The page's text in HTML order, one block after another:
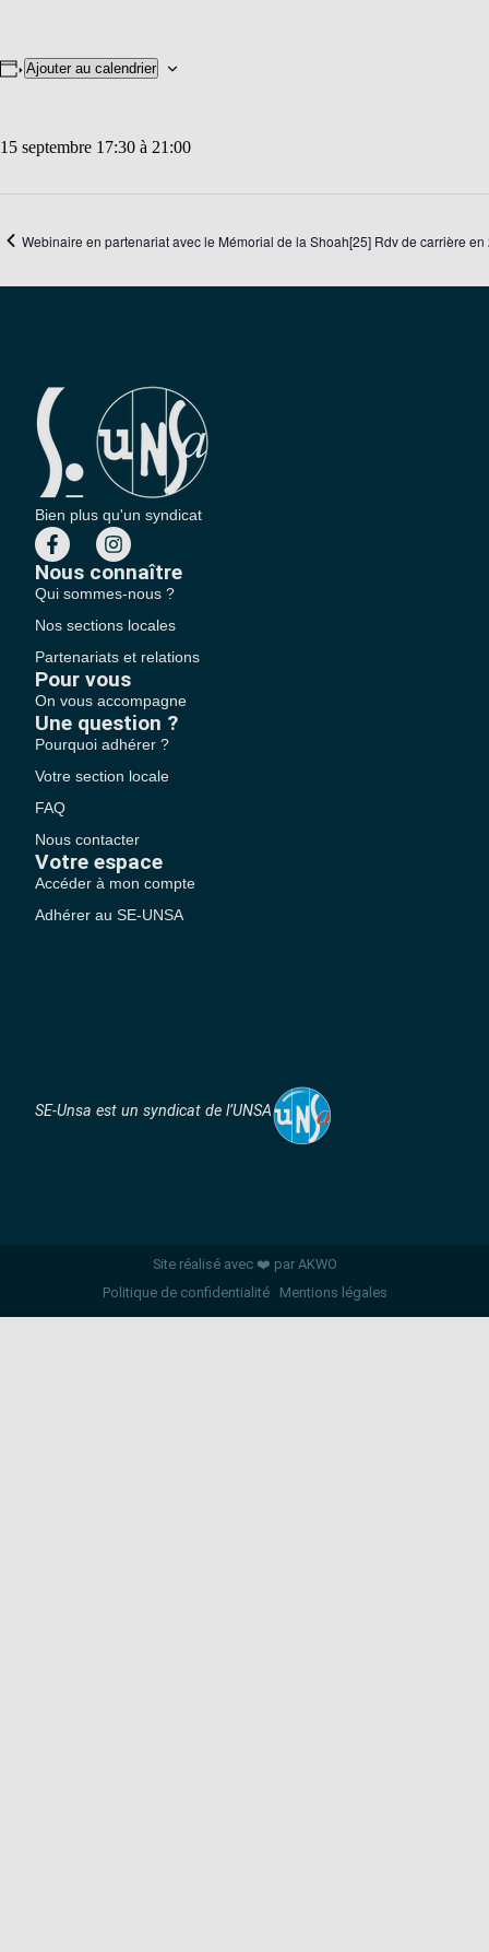
Ajouter au calendrier
15 septembre 17:30 à 21:00
Webinaire en partenariat avec le Mémorial de la Shoah[25] Rdv de carrière
Bien plus qu'un syndicat
Nous connaître
Qui sommes-nous ?
Nos sections locales
Partenariats et relations
Pour vous
On vous accompagne
Une question ?
Pourquoi adhérer ?
Votre section locale
FAQ
Nous contacter
Votre espace
Accéder à mon compte
Adhérer au SE-UNSA
SE-Unsa est un syndicat de l’UNSA
Site réalisé avec ❤️ par AKWO
Politique de confidentialité
Mentions légales